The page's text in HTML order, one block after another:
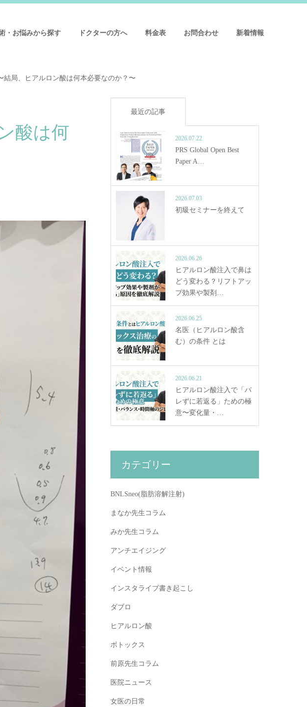
・お悩みから探す ドクターの方へ 料金表 お問合わせ 新着情報
局、ヒアルロン酸は何本必要なのか？〜
酸は何
最近の記事
2026.07.22
PRS Global Open Best
Paper A…
2026.07.03
初級セミナーを終えて
2026.06.26
ヒアルロン酸注入で鼻は
どう変わる？リフトアッ
プ効果や製剤…
2026.06.25
名医（ヒアルロン酸含
む）の条件 とは
2026.06.21
ヒアルロン酸注入で「バ
レずに若返る」ための極
意〜変化量・…
カテゴリー
BNLSneo(脂肪溶解注射)
まなか先生コラム
みか先生コラム
アンチエイジング
イベント情報
インスタライブ書き起こし
ダブロ
ヒアルロン酸
ボトックス
前原先生コラム
医院ニュース
女医の日常